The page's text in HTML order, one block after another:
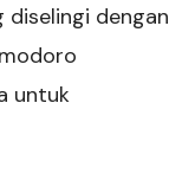
diselingi dengan
untuk